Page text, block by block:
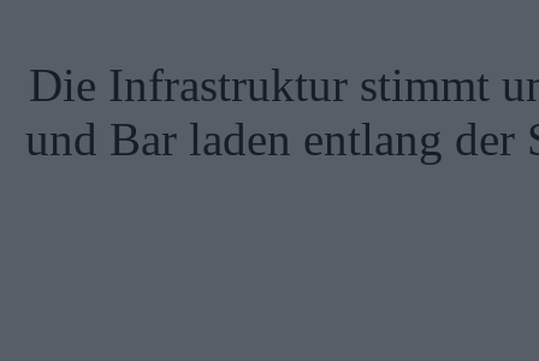
Die Infrastruktur stimmt
und Bar laden entlang der